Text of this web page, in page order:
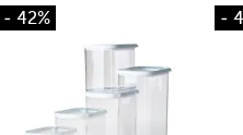
- 42% -